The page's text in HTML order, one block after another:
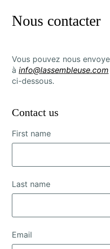
Nous contacter
Vous pouvez nous
à info@lassembleuse.com
ci-dessous.
Contact us
First name
Last name
Email